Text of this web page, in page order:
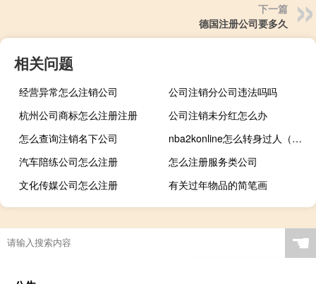
下一篇
德国注册公司要多久
相关问题
经营异常怎么注销公司
公司注销分公司违法吗吗
杭州公司商标怎么注册注册
公司注销未分红怎么办
怎么查询注销名下公司
nba2konline怎么转身过人（nba2k online怎么转身）
汽车陪练公司怎么注册
怎么注册服务类公司
文化传媒公司怎么注册
有关过年物品的简笔画
☚